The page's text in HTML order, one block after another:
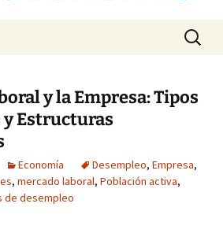
Buscar:
y la Empresa: Tipos
y Estructuras
Economía Desempleo, Empresa,
, mercado laboral, Población activa,
de desempleo